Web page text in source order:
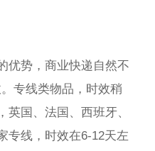
势，商业快递自然不
专线类物品，时效稍
国、法国、西班牙、
专线，时效在6-12天左